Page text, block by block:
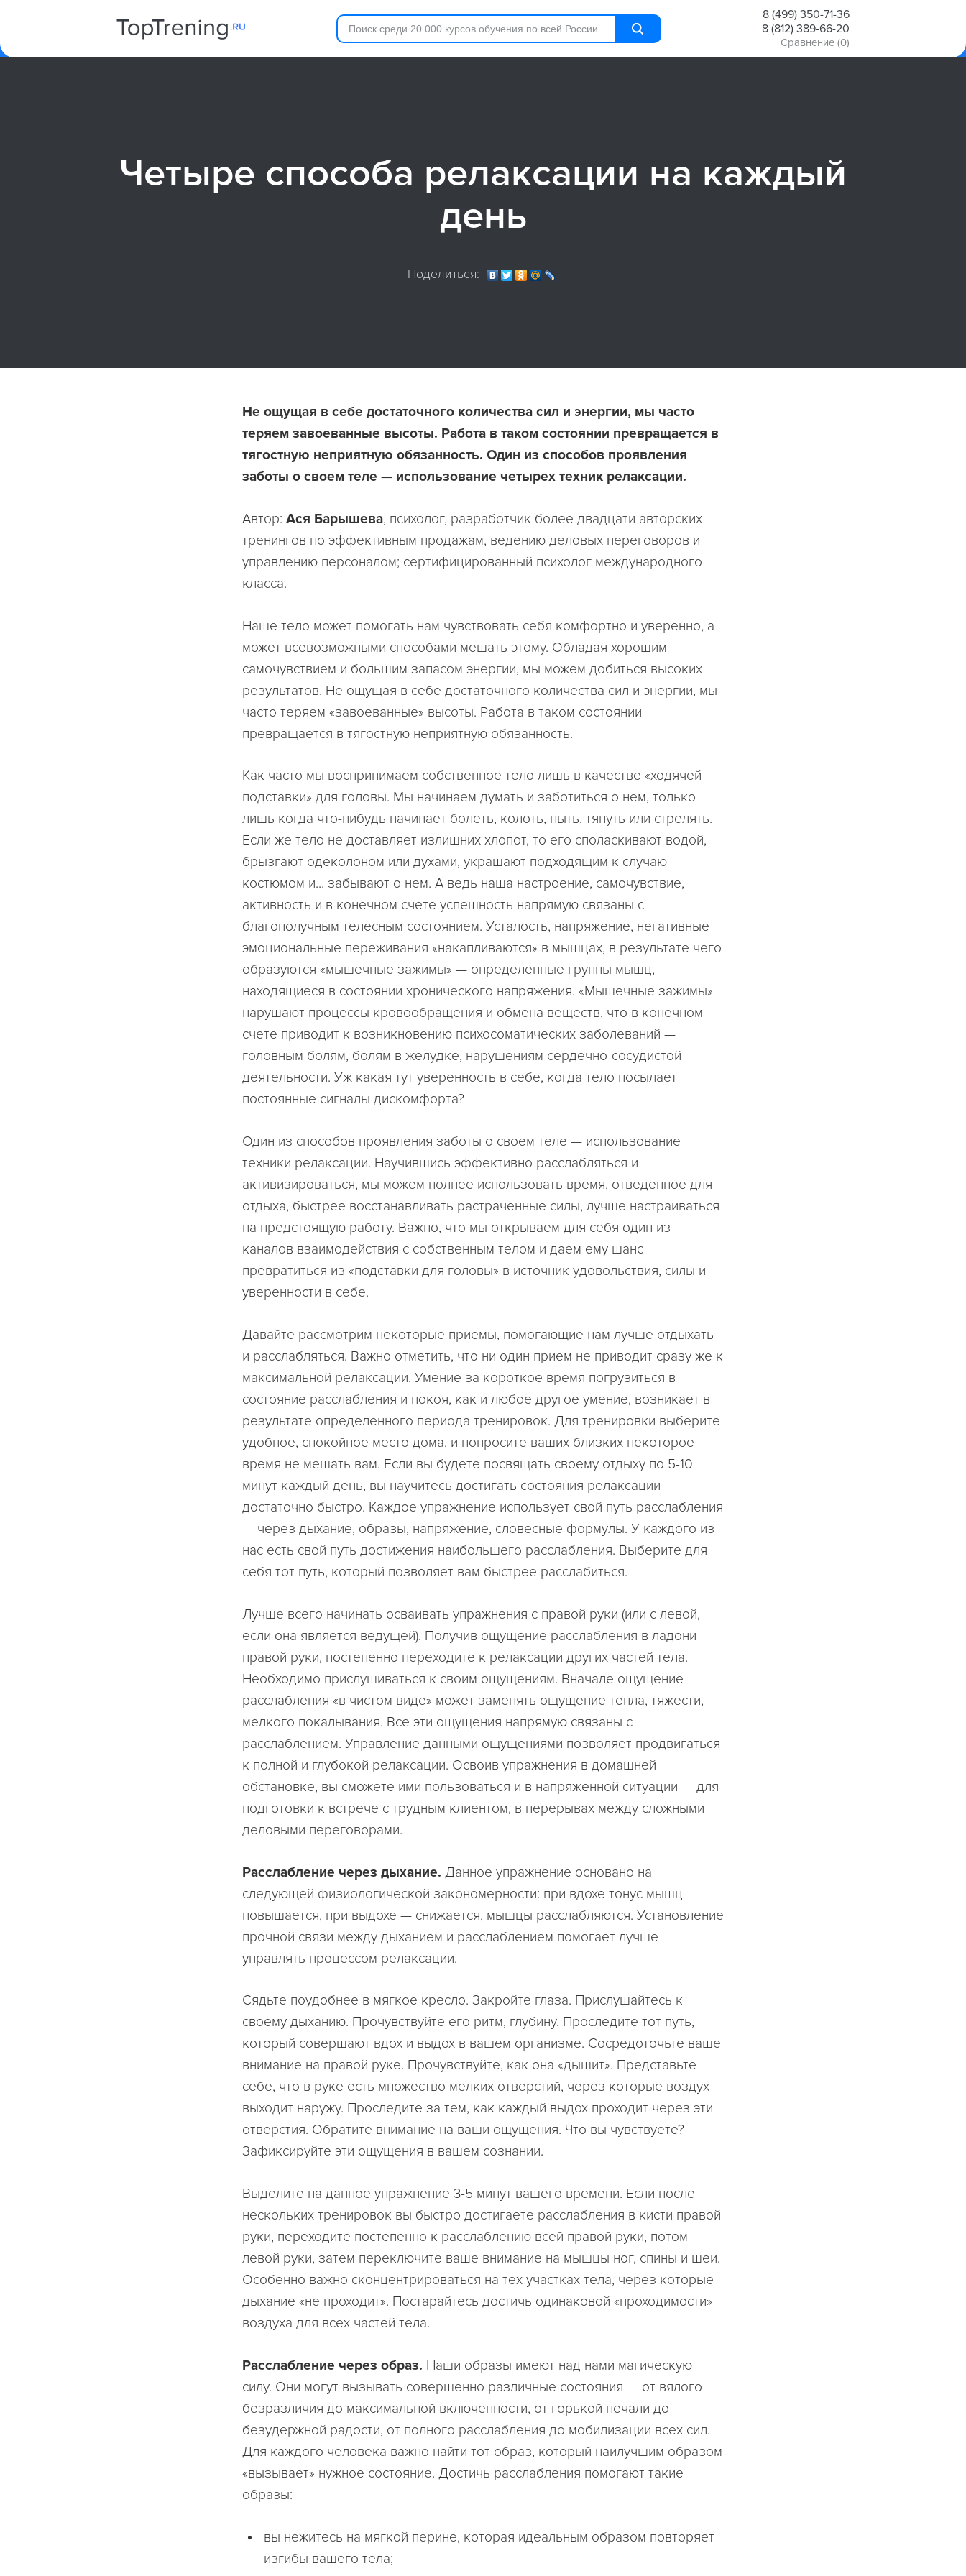
8 (499) 350-71-36
8 (812) 389-66-20
Сравнение (0)
Четыре способа релаксации на каждый
день
Поделиться:
Не ощущая в себе достаточного количества сил и энергии, мы часто
теряем завоеванные высоты. Работа в таком состоянии превращается в
тягостную неприятную обязанность. Один из способов проявления
заботы о своем теле — использование четырех техник релаксации.
Автор: Ася Барышева, психолог, разработчик более двадцати авторских
тренингов по эффективным продажам, ведению деловых переговоров и
управлению персоналом; сертифицированный психолог международного
класса.
Наше тело может помогать нам чувствовать себя комфортно и уверенно, а
может всевозможными способами мешать этому. Обладая хорошим
самочувствием и большим запасом энергии, мы можем добиться высоких
результатов. Не ощущая в себе достаточного количества сил и энергии, мы
часто теряем «завоеванные» высоты. Работа в таком состоянии
превращается в тягостную неприятную обязанность.
Как часто мы воспринимаем собственное тело лишь в качестве «ходячей
подставки» для головы. Мы начинаем думать и заботиться о нем, только
лишь когда что-нибудь начинает болеть, колоть, ныть, тянуть или стрелять.
Если же тело не доставляет излишних хлопот, то его споласкивают водой,
брызгают одеколоном или духами, украшают подходящим к случаю
костюмом и... забывают о нем. А ведь наша настроение, самочувствие,
активность и в конечном счете успешность напрямую связаны с
благополучным телесным состоянием. Усталость, напряжение, негативные
эмоциональные переживания «накапливаются» в мышцах, в результате чего
образуются «мышечные зажимы» — определенные группы мышц,
находящиеся в состоянии хронического напряжения. «Мышечные зажимы»
нарушают процессы кровообращения и обмена веществ, что в конечном
счете приводит к возникновению психосоматических заболеваний —
головным болям, болям в желудке, нарушениям сердечно-сосудистой
деятельности. Уж какая тут уверенность в себе, когда тело посылает
постоянные сигналы дискомфорта?
Один из способов проявления заботы о своем теле — использование
техники релаксации. Научившись эффективно расслабляться и
активизироваться, мы можем полнее использовать время, отведенное для
отдыха, быстрее восстанавливать растраченные силы, лучше настраиваться
на предстоящую работу. Важно, что мы открываем для себя один из
каналов взаимодействия с собственным телом и даем ему шанс
превратиться из «подставки для головы» в источник удовольствия, силы и
уверенности в себе.
Давайте рассмотрим некоторые приемы, помогающие нам лучше отдыхать
и расслабляться. Важно отметить, что ни один прием не приводит сразу же к
максимальной релаксации. Умение за короткое время погрузиться в
состояние расслабления и покоя, как и любое другое умение, возникает в
результате определенного периода тренировок. Для тренировки выберите
удобное, спокойное место дома, и попросите ваших близких некоторое
время не мешать вам. Если вы будете посвящать своему отдыху по 5-10
минут каждый день, вы научитесь достигать состояния релаксации
достаточно быстро. Каждое упражнение использует свой путь расслабления
— через дыхание, образы, напряжение, словесные формулы. У каждого из
нас есть свой путь достижения наибольшего расслабления. Выберите для
себя тот путь, который позволяет вам быстрее расслабиться.
Лучше всего начинать осваивать упражнения с правой руки (или с левой,
если она является ведущей). Получив ощущение расслабления в ладони
правой руки, постепенно переходите к релаксации других частей тела.
Необходимо прислушиваться к своим ощущениям. Вначале ощущение
расслабления «в чистом виде» может заменять ощущение тепла, тяжести,
мелкого покалывания. Все эти ощущения напрямую связаны с
расслаблением. Управление данными ощущениями позволяет продвигаться
к полной и глубокой релаксации. Освоив упражнения в домашней
обстановке, вы сможете ими пользоваться и в напряженной ситуации — для
подготовки к встрече с трудным клиентом, в перерывах между сложными
деловыми переговорами.
Расслабление через дыхание. Данное упражнение основано на
следующей физиологической закономерности: при вдохе тонус мышц
повышается, при выдохе — снижается, мышцы расслабляются. Установление
прочной связи между дыханием и расслаблением помогает лучше
управлять процессом релаксации.
Сядьте поудобнее в мягкое кресло. Закройте глаза. Прислушайтесь к
своему дыханию. Прочувствуйте его ритм, глубину. Проследите тот путь,
который совершают вдох и выдох в вашем организме. Сосредоточьте ваше
внимание на правой руке. Прочувствуйте, как она «дышит». Представьте
себе, что в руке есть множество мелких отверстий, через которые воздух
выходит наружу. Проследите за тем, как каждый выдох проходит через эти
отверстия. Обратите внимание на ваши ощущения. Что вы чувствуете?
Зафиксируйте эти ощущения в вашем сознании.
Выделите на данное упражнение 3-5 минут вашего времени. Если после
нескольких тренировок вы быстро достигаете расслабления в кисти правой
руки, переходите постепенно к расслаблению всей правой руки, потом
левой руки, затем переключите ваше внимание на мышцы ног, спины и шеи.
Особенно важно сконцентрироваться на тех участках тела, через которые
дыхание «не проходит». Постарайтесь достичь одинаковой «проходимости»
воздуха для всех частей тела.
Расслабление через образ. Наши образы имеют над нами магическую
силу. Они могут вызывать совершенно различные состояния — от вялого
безразличия до максимальной включенности, от горькой печали до
безудержной радости, от полного расслабления до мобилизации всех сил.
Для каждого человека важно найти тот образ, который наилучшим образом
«вызывает» нужное состояние. Достичь расслабления помогают такие
образы:
вы нежитесь на мягкой перине, которая идеальным образом повторяет
изгибы вашего тела;